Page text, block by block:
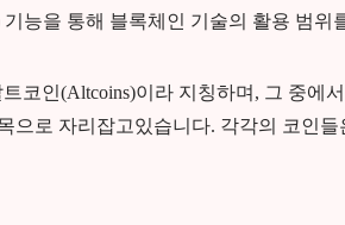
기능을 통해 블록체인 기술의 활용 범위
코인(Altcoins)이라 지칭하며, 그 중에
으로 자리잡고있습니다. 각각의 코인